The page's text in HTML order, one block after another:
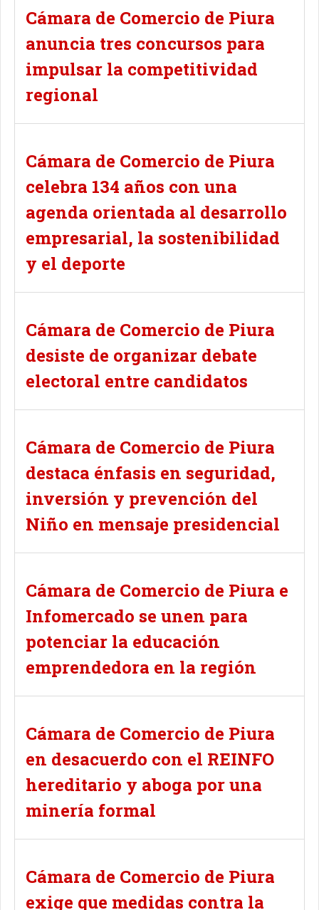
Cámara de Comercio de Piura
anuncia tres concursos para
impulsar la competitividad
regional
Cámara de Comercio de Piura
celebra 134 años con una
agenda orientada al desarrollo
empresarial, la sostenibilidad
y el deporte
Cámara de Comercio de Piura
desiste de organizar debate
electoral entre candidatos
Cámara de Comercio de Piura
destaca énfasis en seguridad,
inversión y prevención del
Niño en mensaje presidencial
Cámara de Comercio de Piura e
Infomercado se unen para
potenciar la educación
emprendedora en la región
Cámara de Comercio de Piura
en desacuerdo con el REINFO
hereditario y aboga por una
minería formal
Cámara de Comercio de Piura
exige que medidas contra la